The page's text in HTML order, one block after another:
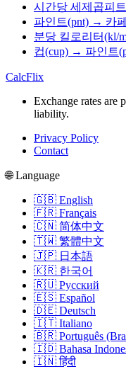
시간당 세제곱피
파인트(pnt) → 카
분당 킬로리터(kl/
컵(cup) → 파인트
CalcFlix
Exchange rates are
liability.
Privacy Policy
Contact
🌐 Language
🇬🇧 English
🇫🇷 Français
🇨🇳 简体中文
🇹🇼 繁體中文
🇯🇵 日本語
🇰🇷 한국어
🇷🇺 Русский
🇪🇸 Español
🇩🇪 Deutsch
🇮🇹 Italiano
🇧🇷 Português
🇮🇩 Bahasa
🇮🇳 हिंदी